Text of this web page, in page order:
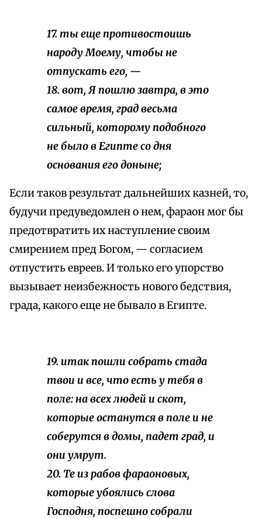
17. ты еще противостоишь
народу Моему, чтобы не
отпускать его, —
18. вот, Я пошлю завтра, в это
самое время, град весьма
сильный, которому подобного
не было в Египте со дня
основания его доныне;
Если таков результат дальнейших казней, то,
будучи предуведомлен о нем, фараон мог бы
предотвратить их наступление своим
смирением пред Богом, — согласием
отпустить евреев. И только его упорство
вызывает неизбежность нового бедствия,
града, какого еще не бывало в Египте.
19. итак пошли собрать стада
твои и все, что есть у тебя в
поле: на всех людей и скот,
которые останутся в поле и не
соберутся в домы, падет град, и
они умрут.
20. Те из рабов фараоновых,
которые убоялись слова
Господня, поспешно собрали